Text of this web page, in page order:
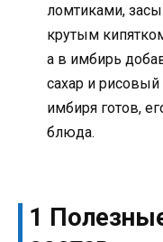
ломтиками,
крутым
а в имбирь
сахар и
имбиря готов,
блюда.
1